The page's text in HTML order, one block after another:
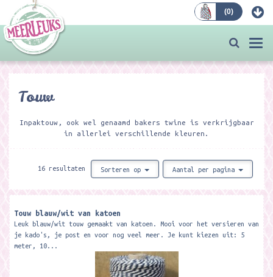
(0)
Touw
Inpaktouw, ook wel genaamd bakers twine is verkrijgbaar
in allerlei verschillende kleuren.
16 resultaten Sorteren op Aantal per pagina
Touw blauw/wit van katoen
Leuk blauw/wit touw gemaakt van katoen. Mooi voor het versieren van
je kado's, je post en voor nog veel meer. Je kunt kiezen uit: 5
meter, 10...